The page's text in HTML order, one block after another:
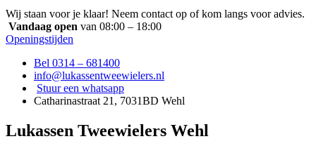
Wij staan voor je klaar! Neem contact op of kom langs voor advies.
Vandaag open van 08:00 – 18:00
Openingstijden
Bel 0314 – 681400
info@lukassentweewielers.nl
Stuur een whatsapp
Catharinastraat 21, 7031BD Wehl
Lukassen Tweewielers Wehl